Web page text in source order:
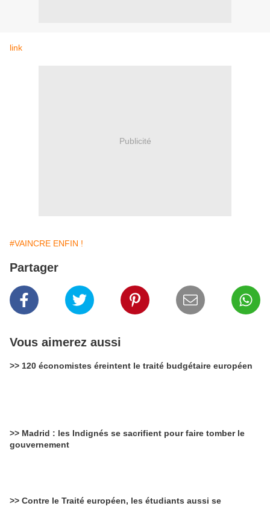
link
Publicité
#VAINCRE ENFIN !
Partager
Vous aimerez aussi
>> 120 économistes éreintent le traité budgétaire européen
>> Madrid : les Indignés se sacrifient pour faire tomber le
gouvernement
>> Contre le Traité européen, les étudiants aussi se